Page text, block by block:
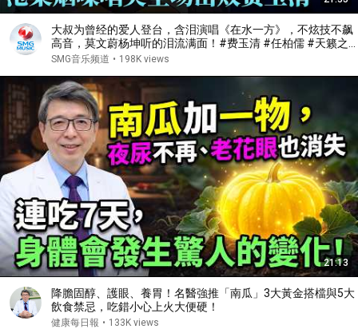
大叔为曾经的爱人登台，含泪演唱《在水一方》，不炫技不飙
高音，莫文蔚杨坤听的泪流满面！#费玉清 #任柏儒 #天籁之
战1 精华版 clip
SMG音乐频道 • 198K views
21:13
降膽固醇、護眼、養胃！名醫強推「南瓜」3大黃金搭檔與5大
飲食禁忌，吃錯小心上火大便硬！
健康每日報 • 133K views